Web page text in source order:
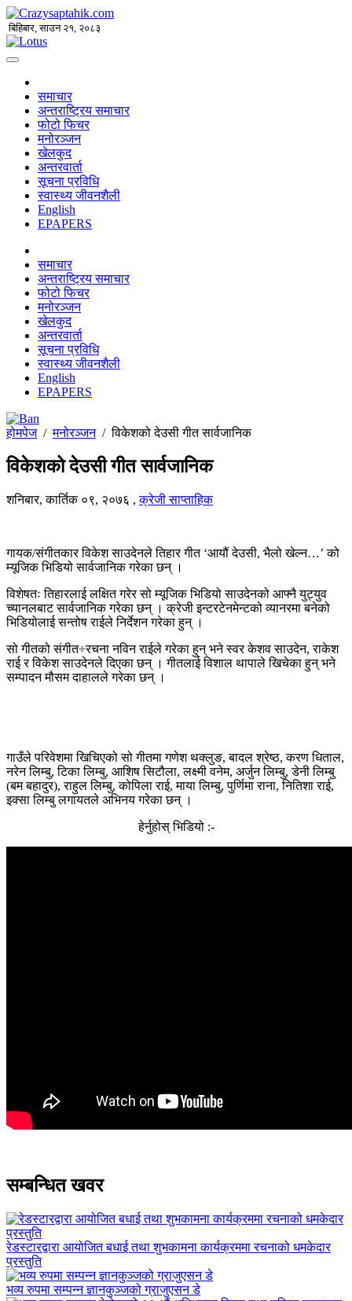
बिहिबार, साउन २१, २०८३
समाचार
अन्तराष्ट्रिय समाचार
फोटो फिचर
मनोरञ्जन
खेलकुद
अन्तरवार्ता
सूचना प्रविधि
स्वास्थ्य जीवनशैली
English
EPAPERS
समाचार
अन्तराष्ट्रिय समाचार
फोटो फिचर
मनोरञ्जन
खेलकुद
अन्तरवार्ता
सूचना प्रविधि
स्वास्थ्य जीवनशैली
English
EPAPERS
होमपेज/मनोरञ्जन/विकेशको देउसी गीत सार्वजानिक
विकेशको देउसी गीत सार्वजानिक
शनिबार, कार्तिक ०९, २०७६ ,क्रेजी साप्ताहिक
गायक/संगीतकार विकेश साउदेनले तिहार गीत ‘आयौं देउसी, भैलो खेल्न…’ को
म्यूजिक भिडियो सार्वजानिक गरेका छन् ।
विशेषतः तिहारलाई लक्षित गरेर सो म्यूजिक भिडियो साउदेनको आफ्नै युट्युव
च्यानलबाट सार्वजानिक गरेका छन् । क्रेजी इन्टरटेनमेन्टको व्यानरमा बनेको
भिडियोलाई सन्तोष राईले निर्देशन गरेका हुन् ।
सो गीतको संगीत÷रचना नविन राईले गरेका हुन् भने स्वर केशव साउदेन, राकेश
राई र विकेश साउदेनले दिएका छन् । गीतलाई विशाल थापाले खिचेका हुन् भने
सम्पादन मौसम दाहालले गरेका छन् ।
गाउँले परिवेशमा खिचिएको सो गीतमा गणेश थक्लुङ, बादल श्रेष्ठ, करण धिताल,
नरेन लिम्बु, टिका लिम्बु, आशिष सिटौला, लक्ष्मी वनेम, अर्जुन लिम्बु, डेनी लिम्बु
(बम बहादुर), राहुल लिम्बु, कोपिला राई, माया लिम्बु, पुर्णिमा राना, नितिशा राई,
इक्सा लिम्बु लगायतले अभिनय गरेका छन् ।
हेर्नुहोस् भिडियो :-
सम्बन्धित खवर
रेडस्टारद्वारा आयोजित बधाई तथा शुभकामना कार्यक्रममा रचनाको धमकेदार
प्रस्तुति
भव्य रुपमा सम्पन्न ज्ञानकुञ्जको ग्राजुएसन डे